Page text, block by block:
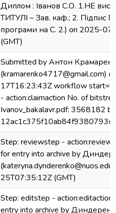
Диплом : Іванов С.О. 1.НЕ
ТИТУЛІ – Зав. каф.; 2. Підпис
програми на С. 2.) on 2025-
(GMT)
Submitted by Антон
(kramarenko4717@gmail.com)
17T16:23:43Z workflow
- action:claimaction No. of
Ivanov_bakalavr.pdf: 3568182
Step: reviewstep -
for entry into archive by
25T07:35:12Z (GMT)
Step: editstep - action:editaction
entry into archive by